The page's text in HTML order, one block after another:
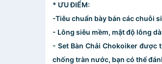
* ƯU ĐIỂM:
-Tiêu chuẩn bày bán các chuỗi
- Lông siêu mềm, mật độ lông
- Set Bàn Chải Chokoiker được
chống tràn nước, bạn có thể